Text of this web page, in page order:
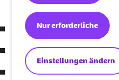
Einstellungen ändern
Nur erforderliche
schlapp
Sommerhitze: Tipps für
Herkulesstaude: Schön,
Bluthochdruck bei